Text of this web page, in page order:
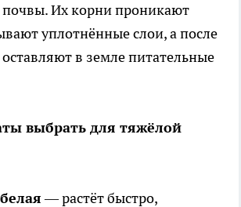
почвы. Их корни проникают
уплотнённые слои, а после
в земле питательные
выбрать для тяжёлой
— растёт быстро,